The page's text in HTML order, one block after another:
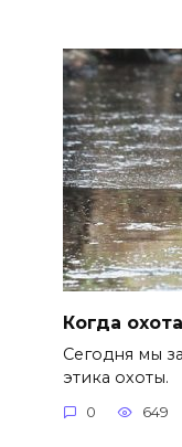
Когда
Сегодня мы
этика охоты.
0 649